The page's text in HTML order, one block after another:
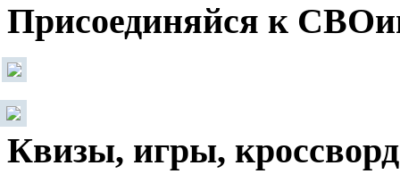
Присоединяйся к
Квизы, игры,